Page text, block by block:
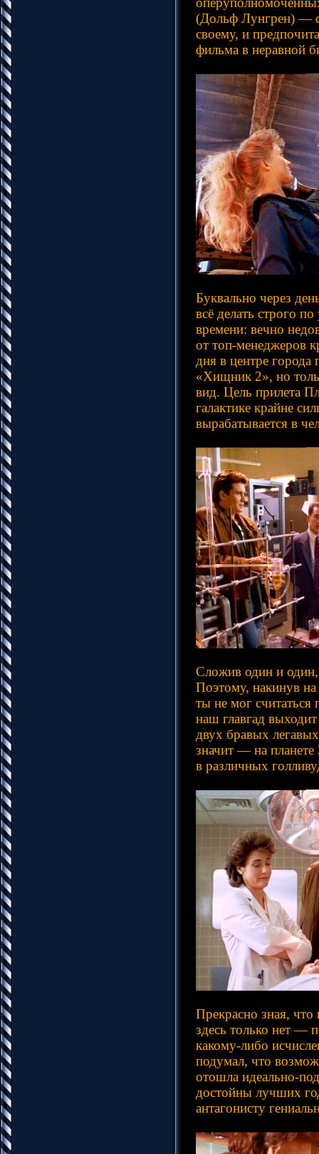
(Дольф Лунгрен) —
своему, и
фильма в неравной
Буквально через
всё делать строго
времени: вечно
от топ-менеджеров
дня в центре
«Хищник 2», но
вид. Цель прилета
галактике крайне
вырабатывается в
Сложив один и один,
Поэтому, накинув
ты не мог
наш главгад
двух бравых
значит — на
в различных
Прекрасно зная,
здесь только нет —
какому-либо
подумал, что
отошла идеально-
достойны лучших
антагонисту